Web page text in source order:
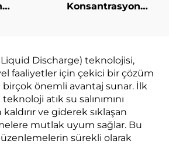
Konsantrasyon
Boşaltma Sistemi
Liquid Discharge) teknolojisi,
faaliyetler için çekici bir çözüm
birçok önemli avantaj sunar. İlk
atık su salınımını
ve giderek sıklaşan
mutlak uyum sağlar. Bu
sürekli olarak